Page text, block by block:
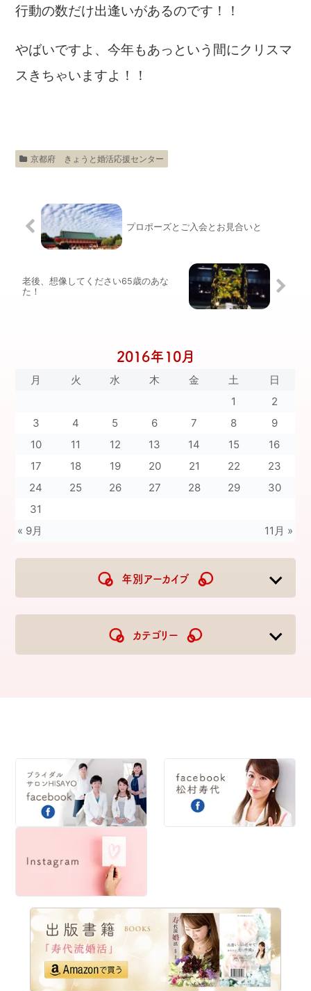
行動の数だけ出逢いがあるのです！！
やばいですよ、今年もあっという間にクリスマ
スきちゃいますよ！！
京都府 きょうと婚活応援センター
プロポーズとご入会とお見合いと
老後、想像してください65歳のあな
た！
2016年10月
月 火 水 木 金 土 日
« 9月 11月 »
1
2
3
4 5 6 7 8
9
10
11 12 13 14 15
16
17
18 19 20 21 22
23
24
25 26 27 28 29
30
31
年別アーカイブ
2023
カテゴリー